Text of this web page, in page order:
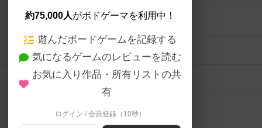
約75,000人がボドゲーマを利用中！
遊んだボードゲームを記録する
気になるゲームのレビューを読む
お気に入り作品・所有リストの共
有
ログイン / 会員登録（10秒）
ボードゲームの新着レビュー
ボードゲーム会情報
メカニクス特集
掲示板・トピックス